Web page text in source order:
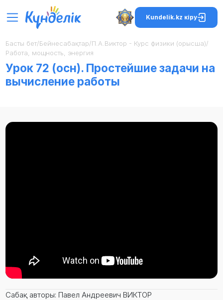
Kundelik.kz кіру
Басты бет/Бейнесабақтар/П.А.Виктор - Курс физики (орысша)/
Работа, мощность, энергия
Урок 72 (осн). Простейшие задачи на
вычисление работы
Сабақ авторы: Павел Андреевич ВИКТОР